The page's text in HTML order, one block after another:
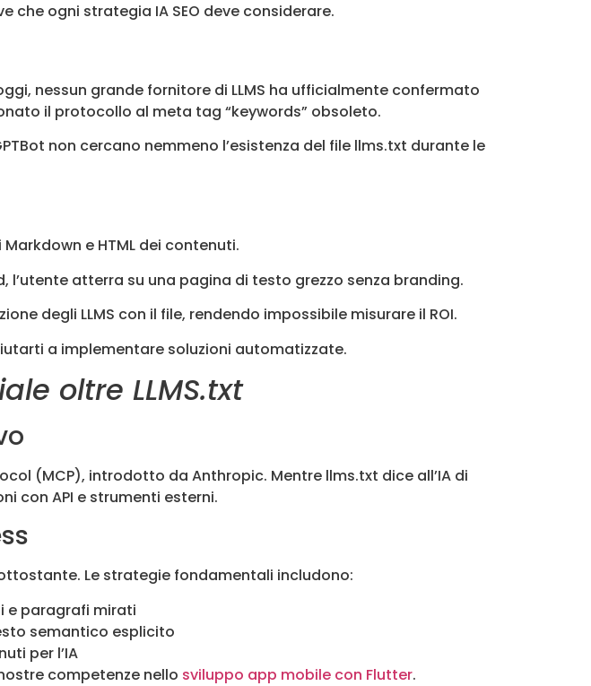
ogni strategia IA SEO deve considerare.
nessun grande fornitore di LLMS ha ufficialmente confermato
il protocollo al meta tag “keywords” obsoleto.
non cercano nemmeno l’esistenza del file llms.txt durante le
e HTML dei contenuti.
l’utente atterra su una pagina di testo grezzo senza branding.
degli LLMS con il file, rendendo impossibile misurare il ROI.
a implementare soluzioni automatizzate.
oltre LLMS.txt
(MCP), introdotto da Anthropic. Mentre llms.txt dice all’IA di
con API e strumenti esterni.
Le strategie fondamentali includono:
e paragrafi mirati
semantico esplicito
per l’IA
competenze nello sviluppo app mobile con Flutter.